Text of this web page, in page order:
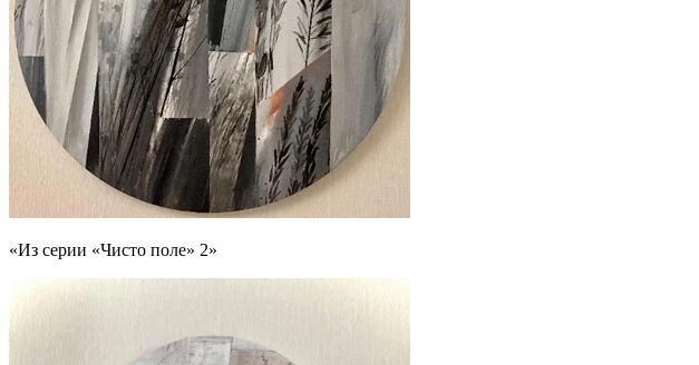
«Из серии «Чисто поле» 2»